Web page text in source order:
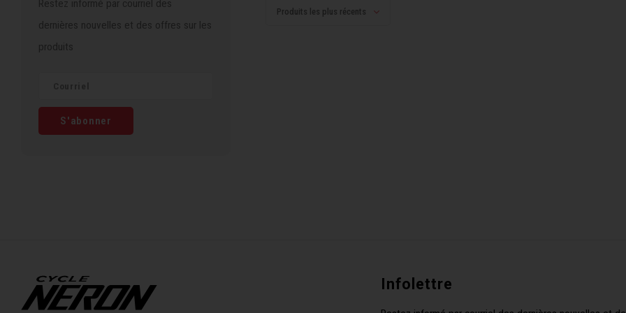
Restez informé par courriel des
dernières nouvelles et des offres sur les
produits
S'abonner
Produits les plus récents
Infolettre